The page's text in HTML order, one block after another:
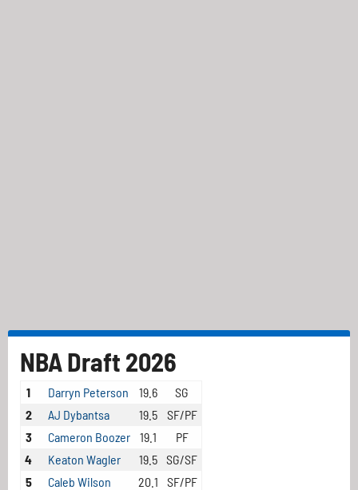
NBA Draft 2026
1 Darryn Peterson 19.6
SG
2
AJ Dybantsa 19.5
SF/PF
3
Cameron Boozer 19.1
PF
4
Keaton Wagler 19.5 SG/SF
5
Caleb Wilson 20.1 SF/PF